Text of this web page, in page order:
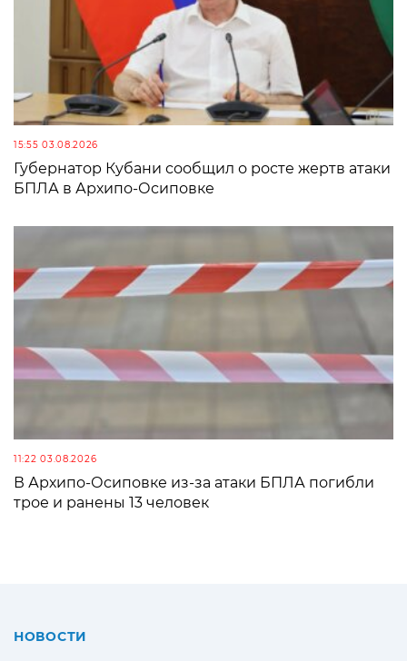
15:55 03.08.2026
Губернатор Кубани сообщил о росте жертв атаки
БПЛА в Архипо-Осиповке
11:22 03.08.2026
В Архипо-Осиповке из-за атаки БПЛА погибли
трое и ранены 13 человек
НОВОСТИ